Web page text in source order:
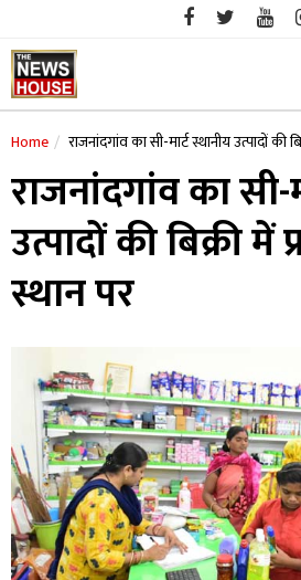
content
Home राजनांदगांव का सी-मार्ट स्थानीय उत्पादों की
राजनांदगांव का सी-
उत्पादों की बिक्री
स्थान पर